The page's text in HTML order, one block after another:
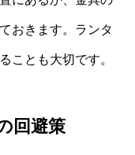
おきます。ランタ
ことも大切です。
回避策